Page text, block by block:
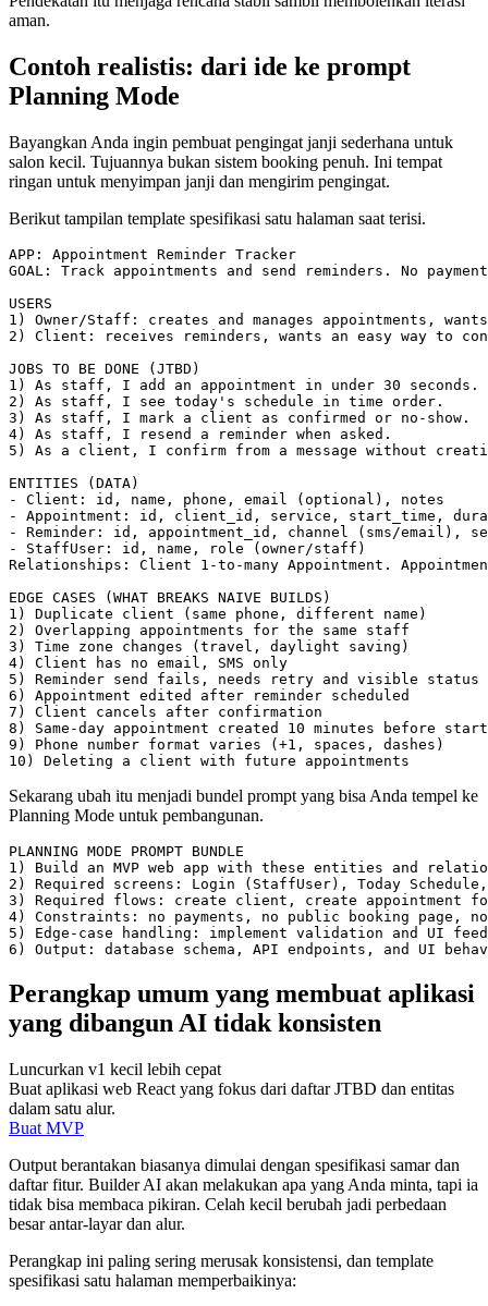
aman.
Contoh realistis: dari ide ke prompt
Planning Mode
Bayangkan Anda ingin pembuat pengingat janji sederhana untuk
salon kecil. Tujuannya bukan sistem booking penuh. Ini tempat
ringan untuk menyimpan janji dan mengirim pengingat.
Berikut tampilan template spesifikasi satu halaman saat terisi.
APP: Appointment Reminder Tracker
GOAL: Track appointments and send reminders. No
USERS
1) Owner/Staff: creates and manages appointments,
2) Client: receives reminders, wants an easy way to
JOBS TO BE DONE (JTBD)
1) As staff, I add an appointment in under 30 seconds.
2) As staff, I see today's schedule in time order.
3) As staff, I mark a client as confirmed or no-show.
4) As staff, I resend a reminder when asked.
5) As a client, I confirm from a message without
ENTITIES (DATA)
- Client: id, name, phone, email (optional), notes
- Appointment: id, client_id, service, start_time,
- Reminder: id, appointment_id, channel (sms/
- StaffUser: id, name, role (owner/staff)
Relationships: Client 1-to-many Appointment.
EDGE CASES (WHAT BREAKS NAIVE BUILDS)
1) Duplicate client (same phone, different name)
2) Overlapping appointments for the same staff
3) Time zone changes (travel, daylight saving)
4) Client has no email, SMS only
5) Reminder send fails, needs retry and visible status
6) Appointment edited after reminder scheduled
7) Client cancels after confirmation
8) Same-day appointment created 10 minutes before start
9) Phone number format varies (+1, spaces, dashes)
Sekarang ubah itu menjadi bundel prompt yang bisa Anda tempel ke
Planning Mode untuk pembangunan.
PLANNING MODE PROMPT BUNDLE
1) Build an MVP web app with these entities and
2) Required screens: Login (StaffUser), Today
3) Required flows: create client, create appointment
4) Constraints: no payments, no public booking page,
5) Edge-case handling: implement validation and UI
Perangkap umum yang membuat aplikasi
yang dibangun AI tidak konsisten
Luncurkan v1 kecil lebih cepat
Buat aplikasi web React yang fokus dari daftar JTBD dan entitas
dalam satu alur.
Buat MVP
Output berantakan biasanya dimulai dengan spesifikasi samar dan
daftar fitur. Builder AI akan melakukan apa yang Anda minta, tapi ia
tidak bisa membaca pikiran. Celah kecil berubah jadi perbedaan
besar antar-layar dan alur.
Perangkap ini paling sering merusak konsistensi, dan template
spesifikasi satu halaman memperbaikinya: